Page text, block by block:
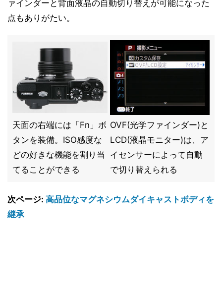
ァインダーと背面液晶の自動切り替えが可能になった
点もありがたい。
天面の右端には「Fn」ボ
タンを装備。ISO感度な
どの好きな機能を割り当
てることができる
OVF(光学ファインダー)と
LCD(液晶モニター)は、ア
イセンサーによって自動
で切り替えられる
次ページ: 高品位なマグネシウムダイキャストボディを
継承